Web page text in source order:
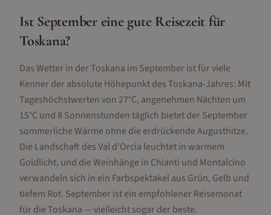
Ist Septembereine gute Reisezeit für
Toskana?
Das Wetter in der Toskana im September ist für viele
Kenner der absolute Höhepunkt des Toskana-Jahres: Mit
Tageshöchstwerten von 27°C, angenehmen Nächten um
15°C und 8 Sonnenstunden täglich bietet der September
sommerliche Wärme ohne die erdrückende Augusthitze.
Die Landschaft des Val d'Orcia leuchtet in warmem
Goldlicht, und die Weinhänge in Chianti und Montalcino
verwandeln sich in ein Farbspektakel aus Grün, Gelb und
tiefem Rot. September ist ein empfohlener Reisemonat
für die Toskana — vielleicht sogar der beste.